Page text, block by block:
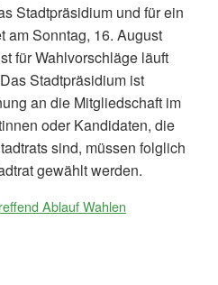
Stadtpräsidium und für ein
am Sonntag, 16. August
für Wahlvorschläge läuft
Stadtpräsidium ist
an die Mitgliedschaft im
oder Kandidaten, die
sind, müssen folglich
gewählt werden.
Ablauf Wahlen